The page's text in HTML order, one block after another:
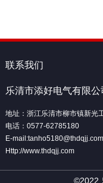
联系我们
乐清市添好电气有限公
地址：浙江乐清市柳市镇新光
电话：0577-62785180
E-mail:tanho5180@thdqjj.com
Http://www.thdqjj.com
©2022